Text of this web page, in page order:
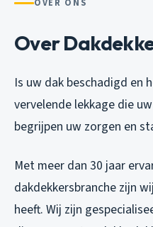
OVER ONS
Over
Is uw dak beschadigd en
vervelende lekkage die
begrijpen uw zorgen en
Met meer dan 30 jaar
dakdekkersbranche zijn
heeft. Wij zijn